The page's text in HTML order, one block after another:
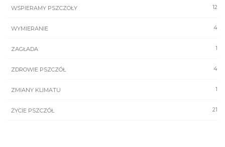
12
WSPIERAMY PSZCZOŁY
4
WYMIERANIE
1
ZAGŁADA
4
ZDROWIE PSZCZÓŁ
1
ZMIANY KLIMATU
21
ŻYCIE PSZCZÓŁ